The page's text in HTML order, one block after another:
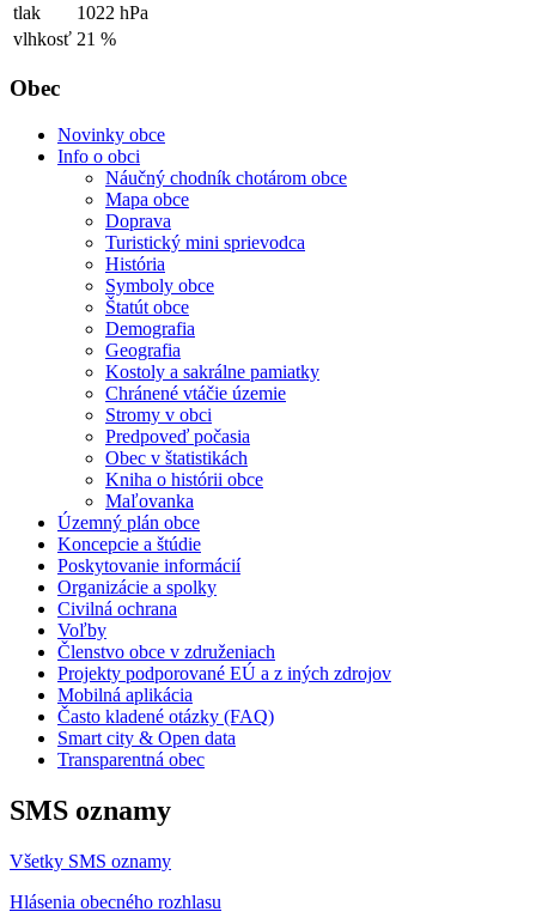
tlak
1022 hPa
vlhkosť 21 %
Obec
Novinky obce
Info o obci
Náučný chodník chotárom obce
Mapa obce
Doprava
Turistický mini sprievodca
História
Symboly obce
Štatút obce
Demografia
Geografia
Kostoly a sakrálne pamiatky
Chránené vtáčie územie
Stromy v obci
Predpoveď počasia
Obec v štatistikách
Kniha o histórii obce
Maľovanka
Územný plán obce
Koncepcie a štúdie
Poskytovanie informácií
Organizácie a spolky
Civilná ochrana
Voľby
Členstvo obce v združeniach
Projekty podporované EÚ a z iných zdrojov
Mobilná aplikácia
Často kladené otázky (FAQ)
Smart city & Open data
Transparentná obec
SMS oznamy
Všetky SMS oznamy
Hlásenia obecného rozhlasu